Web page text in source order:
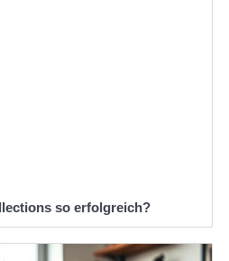
so erfolgreich?